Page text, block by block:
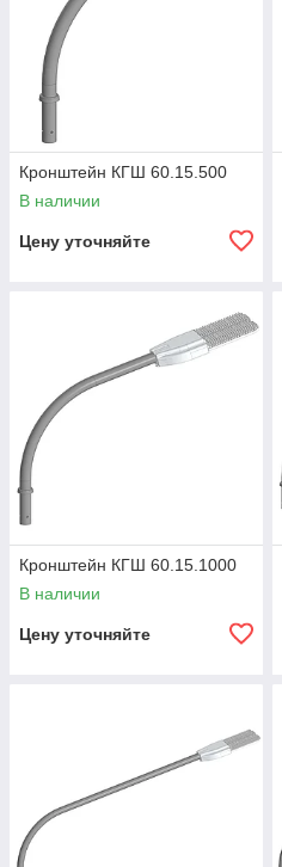
Кронштейн КГШ 60.15.500
В наличии
Цену уточняйте
Кронштейн КГШ 60.15.1000
В наличии
Цену уточняйте